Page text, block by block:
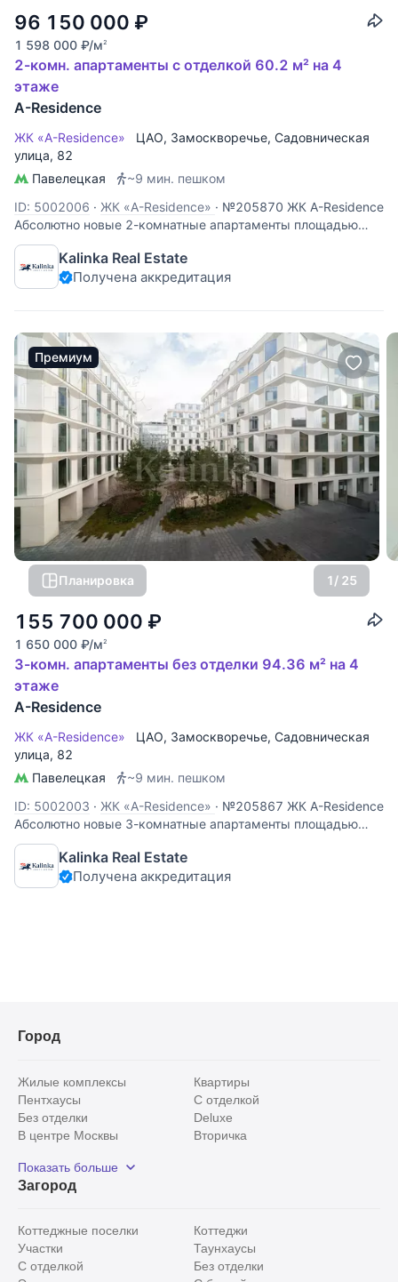
96 150 000 ₽
1 598 000 ₽/м2
2-комн. апартаменты с отделкой 60.2 м² на 4
этаже
A-Residence
ЖК «A-Residence» ЦАО, Замоскворечье, Садовническая
улица, 82
Павелецкая
~9 мин. пешком
ID: 5002006 · ЖК «A-Residence» · №205870 ЖК A-Residence
Абсолютно новые 2-комнатные апартаменты площадью
60,2 кв.м в жилом комплексе A-Residence в
Замоскворечье. Планировка: прихожая, кухня-гостиная,
спальня, две ванные комнаты. Выполнен качественный
Kalinka Real Estate
Получена аккредитация
Премиум
Планировка 1/ 25
155 700 000 ₽
1 650 000 ₽/м2
3-комн. апартаменты без отделки 94.36 м² на 4
этаже
A-Residence
ЖК «A-Residence» ЦАО, Замоскворечье, Садовническая
улица, 82
Павелецкая
~9 мин. пешком
ID: 5002003 · ЖК «A-Residence» · №205867 ЖК A-Residence
Абсолютно новые 3-комнатные апартаменты площадью
90,3 кв.м в жилом комплексе A-Residence в
Замоскворечье. Планировка: прихожая, кухня-гостиная,
две спальни, две ванные комнаты. Выполнен качественный
Kalinka Real Estate
Получена аккредитация
Город
Жилые комплексы
Квартиры
Пентхаусы
С отделкой
Без отделки
Deluxe
В центре Москвы
Вторичка
Рядом с парком
С панорамными окнами
Показать больше
Загород
Коттеджные поселки
Коттеджи
Участки
Таунхаусы
С отделкой
Без отделки